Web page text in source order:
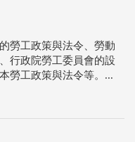
勞工政策與法令、勞動
行政院勞工委員會的設
勞工政策與法令等。...